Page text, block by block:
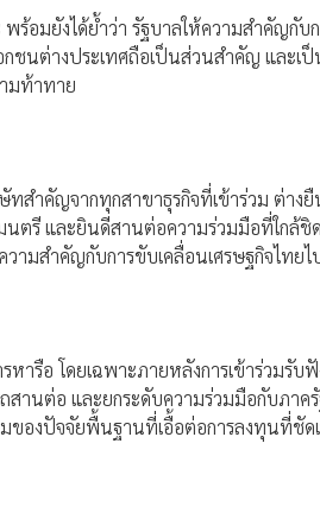
ร้อมยังได้ย้ำว่า รัฐบาลให้ความสำคัญกับ
ชนต่างประเทศถือเป็นส่วนสำคัญ และเป็
มท้าทาย
ทสำคัญจากทุกสาขาธุรกิจที่เข้าร่วม ต่า
ตรี และยินดีสานต่อความร่วมมือที่ใกล้ชิ
ามสำคัญกับการขับเคลื่อนเศรษฐกิจไทยไ
ารือ โดยเฉพาะภายหลังการเข้าร่วมรั
านต่อ และยกระดับความร่วมมือกับภาครั
ของปัจจัยพื้นฐานที่เอื้อต่อการลงทุนที่ชัด